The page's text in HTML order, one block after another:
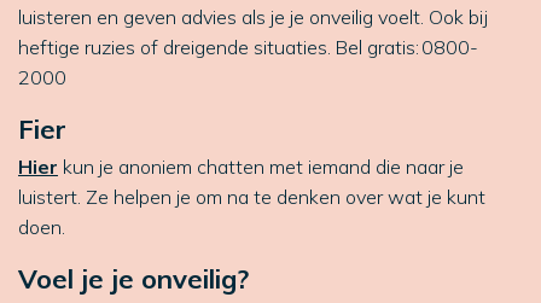
luisteren en geven advies als je je onveilig voelt. Ook bij
heftige ruzies of dreigende situaties. Bel gratis: 0800-
2000
Fier
Hier kun je anoniem chatten met iemand die naar je
luistert. Ze helpen je om na te denken over wat je kunt
doen.
Voel je je onveilig?